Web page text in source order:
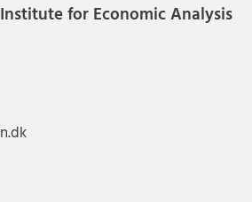
for Economic Analysis